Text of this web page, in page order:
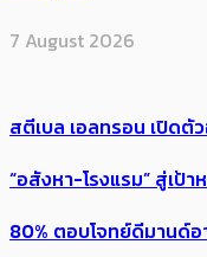
7 August 2026
สตีเบล เอลทรอน เปิดตั
“อสังหา-โรงแรม” สู่เป้
80% ตอบโจทย์ดีมานด์อ